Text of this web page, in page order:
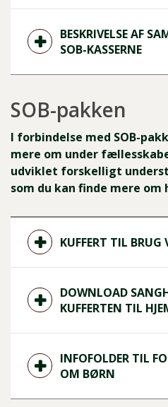
BESKRIVELSE AF
SOB-KASSERNE
SOB-pakken
I forbindelse med SOB-
mere om under
udviklet forskelligt
som du kan finde mere om
KUFFERT TIL BRUG
DOWNLOAD
KUFFERTEN TIL
INFOFOLDER TIL
OM BØRN